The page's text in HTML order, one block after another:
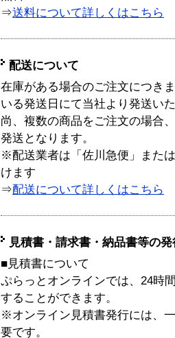
⇒送料について詳しくはこちら
配送について
在庫がある場合のご注文につき
いる発送日にて当社より発送い
尚、複数の商品をご注文の場合
発送となります。
※配送業者は「佐川急便」また
けます
⇒配送について詳しくはこちら
見積書・請求書・納品書等の
■見積書について
ぷらっとオンラインでは、24時
することができます。
※オンライン見積書発行には、
要です。